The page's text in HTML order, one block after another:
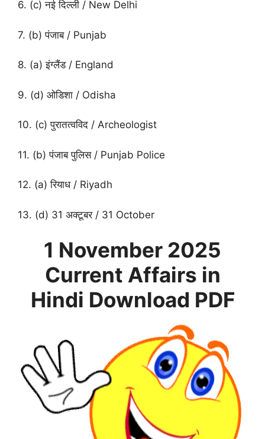
6. (c) नई दिल्ली / New Delhi
7. (b) पंजाब / Punjab
8. (a) इंग्लैंड / England
9. (d) ओडिशा / Odisha
10. (c) पुरातत्वविद / Archeologist
11. (b) पंजाब पुलिस / Punjab Police
12. (a) रियाध / Riyadh
13. (d) 31 अक्टूबर / 31 October
1 November 2025
Current Affairs in
Hindi Download PDF